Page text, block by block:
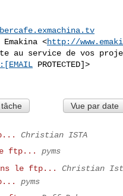
<http://
au service de vos
PROTECTED]>
Vue par date
Christian ISTA
le ftp...
pyms
le ftp...
Christian
pyms